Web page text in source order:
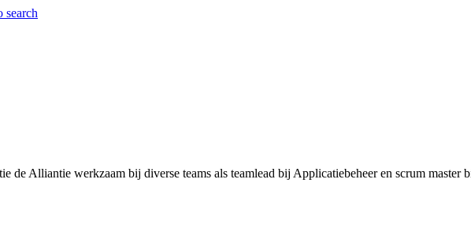
search
de Alliantie werkzaam bij diverse teams als teamlead bij Applicatiebeheer en scrum master